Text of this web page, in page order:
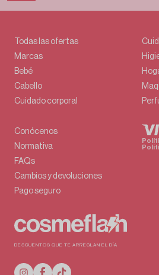
DESCUENTOS QUE TE ARREGLAN EL DÍA
Conócenos
Normativa
FAQs
Cambios y devoluciones
Pago seguro
Todas las ofertas
Marcas
Bebé
Cabello
Cuidado corporal